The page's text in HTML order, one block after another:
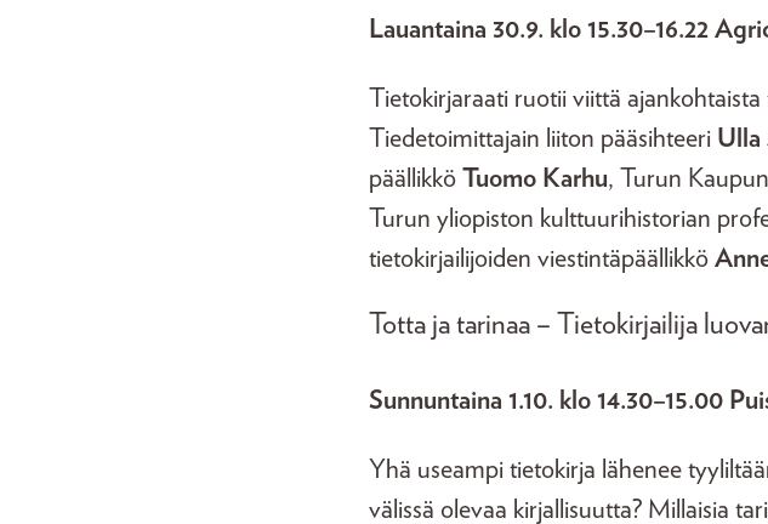
Lauantaina 30.9. klo 15.30–16.22
Tietokirjaraati ruotii viittä
Tiedetoimittajain liiton pääsihteeri Ulla
päällikkö Tuomo Karhu, Turun
Turun yliopiston kulttuurihistorian
tietokirjailijoiden viestintäpäällikkö
Totta ja tarinaa – Tietokirjailija
Sunnuntaina 1.10. klo 14.30–15.00
Yhä useampi tietokirja lähenee
välissä olevaa kirjallisuutta? Millaisia